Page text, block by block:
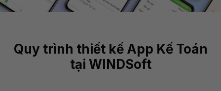
Quy trình thiết kế App Kế Toán
tại WINDSoft